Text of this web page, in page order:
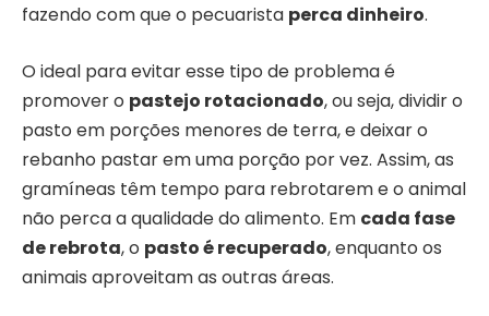
fazendo com que o pecuarista perca dinheiro.
O ideal para evitar esse tipo de problema é
promover o pastejo rotacionado, ou seja, dividir o
pasto em porções menores de terra, e deixar o
rebanho pastar em uma porção por vez. Assim, as
gramíneas têm tempo para rebrotarem e o animal
não perca a qualidade do alimento. Em cada fase
de rebrota, o pasto é recuperado, enquanto os
animais aproveitam as outras áreas.